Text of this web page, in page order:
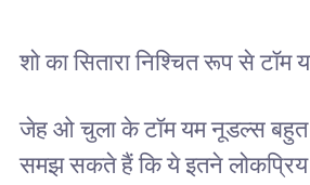
शो का सितारा निश्चित रूप से टॉम
जेह ओ चुला के टॉम यम नूडल्स
समझ सकते हैं कि ये इतने लोकप्रिय